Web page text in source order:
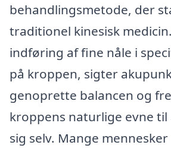
behandlingsmetode, der
traditionel kinesisk
indføring af fine nåle i
på kroppen, sigter
genoprette balancen og
kroppens naturlige evne
sig selv. Mange